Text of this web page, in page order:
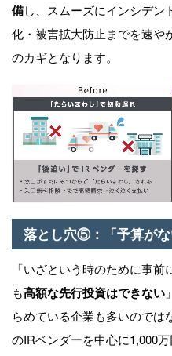
備し、スムーズにインシデン
化・被害拡大防止までを速や
のカギとなります。
落とし穴⑤：「予算が
「いざという時のために事前
も高額な先行投資はできない
らめている企業も多いので
のIRベンダーを中心に1,000